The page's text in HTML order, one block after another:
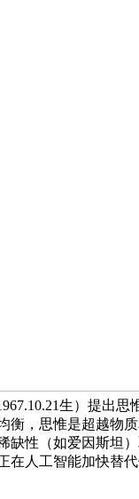
生）提出
衡，思惟是超越物
缺性（如爱因斯坦
在人工智能加快替